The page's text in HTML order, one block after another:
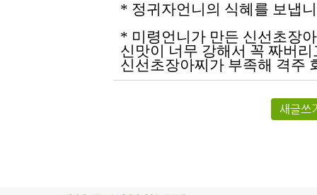
* 정귀자언니의 식혜를 보냅
* 미령언니가 만든 신선초장
신맛이 너무 강해서 꼭 짜버
신선초장아찌가 부족해 격주
새글쓰